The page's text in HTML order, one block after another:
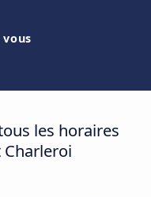
les horaires